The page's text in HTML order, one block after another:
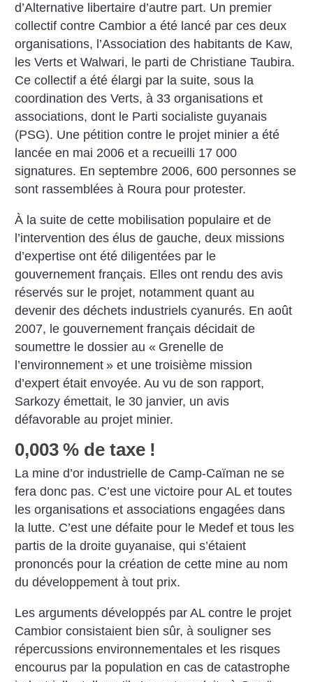
d’Alternative libertaire d’autre part. Un premier
collectif contre Cambior a été lancé par ces deux
organisations, l’Association des habitants de Kaw,
les Verts et Walwari, le parti de Christiane Taubira.
Ce collectif a été élargi par la suite, sous la
coordination des Verts, à 33 organisations et
associations, dont le Parti socialiste guyanais
(PSG). Une pétition contre le projet minier a été
lancée en mai 2006 et a recueilli 17 000
signatures. En septembre 2006, 600 personnes se
sont rassemblées à Roura pour protester.
À la suite de cette mobilisation populaire et de
l’intervention des élus de gauche, deux missions
d’expertise ont été diligentées par le
gouvernement français. Elles ont rendu des avis
réservés sur le projet, notamment quant au
devenir des déchets industriels cyanurés. En août
2007, le gouvernement français décidait de
soumettre le dossier au « Grenelle de
l’environnement » et une troisième mission
d’expert était envoyée. Au vu de son rapport,
Sarkozy émettait, le 30 janvier, un avis
défavorable au projet minier.
0,003 % de taxe !
La mine d’or industrielle de Camp-Caïman ne se
fera donc pas. C’est une victoire pour AL et toutes
les organisations et associations engagées dans
la lutte. C’est une défaite pour le Medef et tous les
partis de la droite guyanaise, qui s’étaient
prononcés pour la création de cette mine au nom
du développement à tout prix.
Les arguments développés par AL contre le projet
Cambior consistaient bien sûr, à souligner ses
répercussions environnementales et les risques
encourus par la population en cas de catastrophe